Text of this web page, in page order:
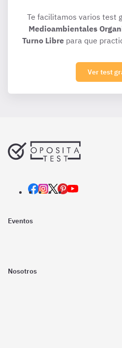
Te facilitamos varios test
Medioambientales
Turno Libre para que
Ver test
Eventos
Nosotros